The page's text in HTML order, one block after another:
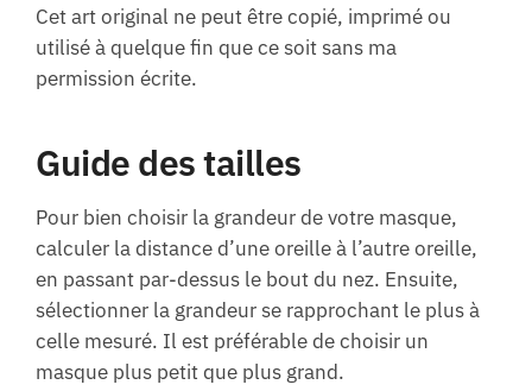
Cet art original ne peut être copié, imprimé ou
utilisé à quelque fin que ce soit sans ma
permission écrite.
Guide des tailles
Pour bien choisir la grandeur de votre masque,
calculer la distance d’une oreille à l’autre oreille,
en passant par-dessus le bout du nez. Ensuite,
sélectionner la grandeur se rapprochant le plus à
celle mesuré. Il est préférable de choisir un
masque plus petit que plus grand.